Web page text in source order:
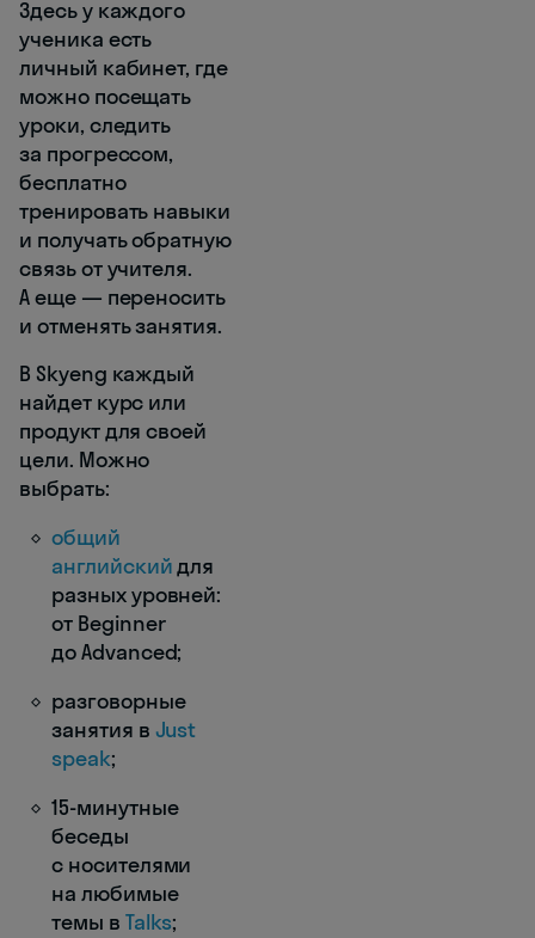
Здесь у каждого
ученика есть
личный кабинет, где
можно посещать
уроки, следить
за прогрессом,
бесплатно
тренировать навыки
и получать обратную
связь от учителя.
А еще — переносить
и отменять занятия.
В Skyeng каждый
найдет курс или
продукт для своей
цели. Можно
выбрать:
общий
английскийдля
разных уровней:
от Beginner
до Advanced;
разговорные
занятия в Just
speak;
15-минутные
беседы
с носителями
на любимые
темы в Talks;